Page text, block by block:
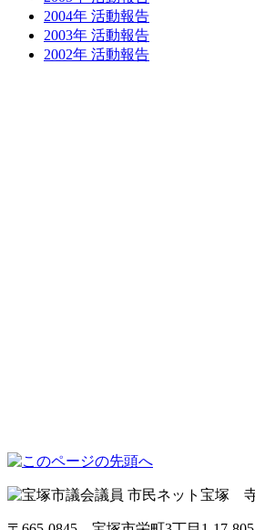
2004年 活動報告
2003年 活動報告
2002年 活動報告